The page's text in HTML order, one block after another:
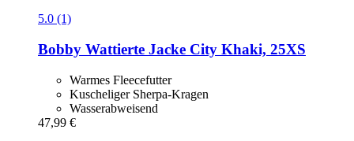
5.0 (1)
Bobby Wattierte Jacke City Khaki, 25XS
Warmes Fleecefutter
Kuscheliger Sherpa-Kragen
Wasserabweisend
47,99 €